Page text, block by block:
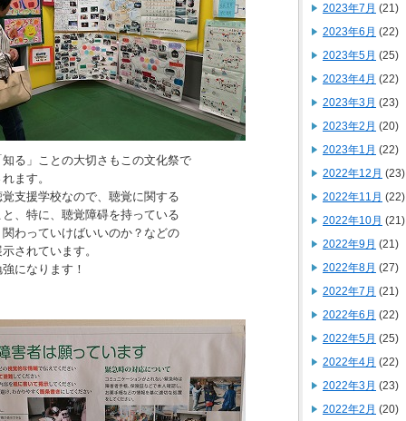
知る」ことの大切さもこの文化祭で
ます。
覚支援学校なので、聴覚に関する
、特に、聴覚障碍を持っている
わっていけばいいのか？などの
されています。
になります！
2023年7月 (21)
2023年6月 (22)
2023年5月 (25)
2023年4月 (22)
2023年3月 (23)
2023年2月 (20)
2023年1月 (22)
2022年12月 (23)
2022年11月 (22)
2022年10月 (21)
2022年9月 (21)
2022年8月 (27)
2022年7月 (21)
2022年6月 (22)
2022年5月 (25)
2022年4月 (22)
2022年3月 (23)
2022年2月 (20)